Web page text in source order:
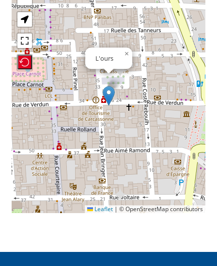
L'ours ×
Recenter Map
Leaflet | © OpenStreetMap contributors